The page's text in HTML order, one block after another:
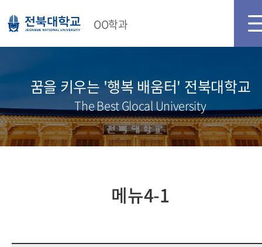
OO학과
꿈을 키우는 '행복 배움터' 전북대학교
The Best Glocal University
메뉴4-1